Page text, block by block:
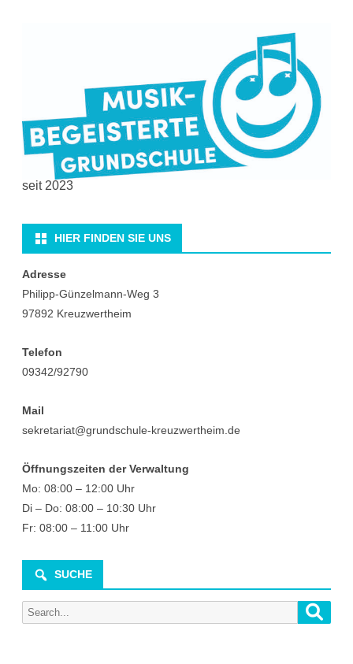
seit 2023
HIER FINDEN SIE UNS
Adresse
Philipp-Günzelmann-Weg 3
97892 Kreuzwertheim
Telefon
09342/92790
Mail
sekretariat@grundschule-kreuzwertheim.de
Öffnungszeiten der Verwaltung
Mo: 08:00 – 12:00 Uhr
Di – Do: 08:00 – 10:30 Uhr
Fr: 08:00 – 11:00 Uhr
SUCHE
Search
for: